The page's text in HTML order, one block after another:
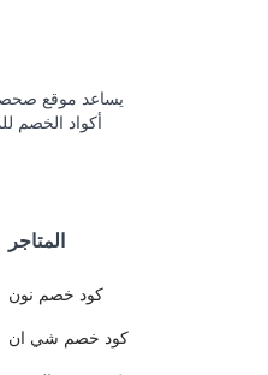
يساعد موقع
أكواد الخصم
المتاجر
كود خصم نون
كود خصم شي ان